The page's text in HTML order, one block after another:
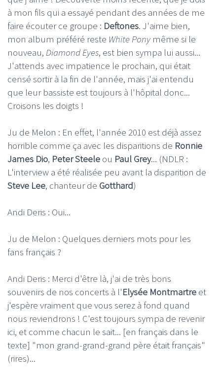
à mon fils qui a essayé pendant des années de me
faire écouter ce groupe : Deftones. J'aime bien,
mon album préféré reste White Ponymême si le
nouveau, Diamond Eyes, est bien sympa lui aussi...
J'attends avec impatience le prochain, qui était
censé sortir à la fin de l'année, mais j'ai entendu
que leur bassiste est toujours à l'hôpital donc...
Croisons les doigts !
Ju de Melon : En effet, l'année 2010 est déjà assez
horrible comme ça avec les disparitions de Ronnie
James Dio, Peter Steele ou Paul Grey... (NDLR :
L'interview a été réalisée peu avant la disparition de
Steve Lee, chanteur de Gotthard)
Andi Deris : Oui...
Ju de Melon : Quelques derniers mots pour les
fans français ?
Andi Deris : Merci d'être là, j'ai de très bons
souvenirs de nos concerts à l'Elysée Montmartre et
j'espère vraiment que vous serez à fond quand
nous reviendrons ! C'est toujours sympa de revenir
ici, et comme chacun le sait... [en français dans le
texte] "mon grand-grand-grand père était français"
(rires)...